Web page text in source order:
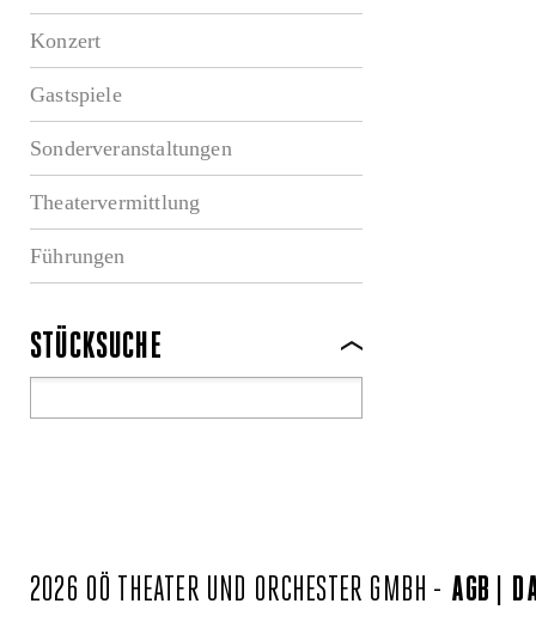
Konzert
Gastspiele
Sonderveranstaltungen
Theatervermittlung
Führungen
STÜCKSUCHE
2026 OÖ THEATER UND ORCHESTER GMBH - AGB